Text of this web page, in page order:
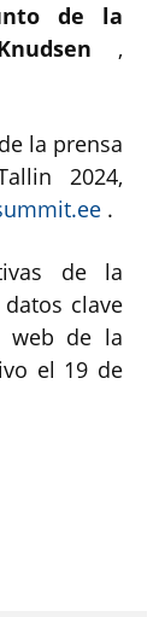
de la
,
la prensa
2024,
.
de la
clave
web de la
el 19 de